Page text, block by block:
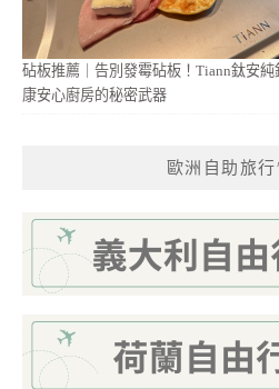
砧板推薦｜告別發霉砧板！Tiann鈦安
康安心廚房的秘密武器
歐洲自助旅